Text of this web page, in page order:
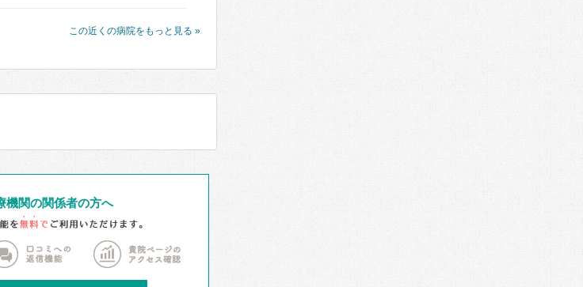
この近くの病院をもっと見る »
機関の関係者の方へ